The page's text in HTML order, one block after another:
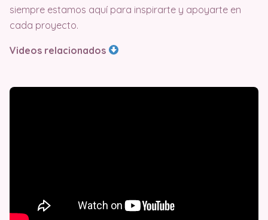
siempre estamos aquí para inspirarte y apoyarte en
cada proyecto.
Videos relacionados